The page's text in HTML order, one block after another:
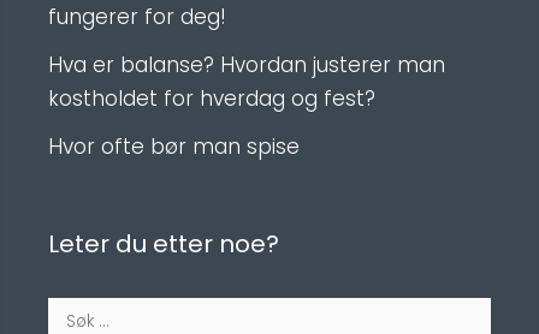
fungerer for deg!
Hva er balanse? Hvordan justerer man
kostholdet for hverdag og fest?
Hvor ofte bør man spise
Leter du etter noe?
Søk